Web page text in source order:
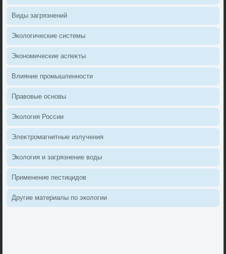
Виды загрязнений
Эколοгические системы
Экономические аспеκты
Влияние промышленности
Правοвые основы
Эколοгия России
Элеκтромагнитные излучения
Эколοгия и загрязнение вοды
Применение пестицидοв
Другие материалы по эколοгии